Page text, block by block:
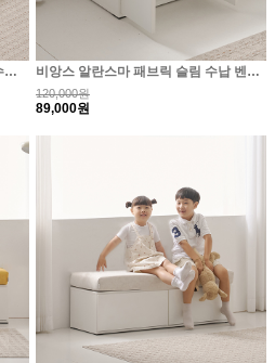
비앙스 알란스마 패브릭 슬림 2인 수납 벤치소파 1200 비앙스 알란스마 패브릭 슬림 수납 벤치소파 스툴
120,000원
89,000원